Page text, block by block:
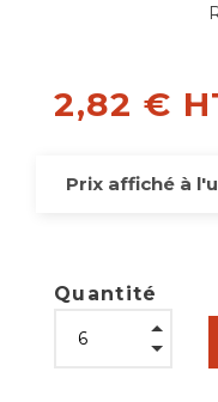
2,82 €
Prix affiché à
Quantité